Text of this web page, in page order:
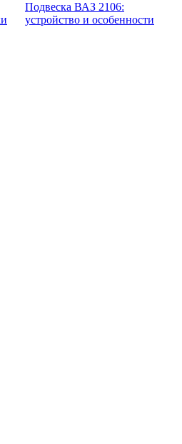
Подвеска ВАЗ 2106:
устройство и особенности